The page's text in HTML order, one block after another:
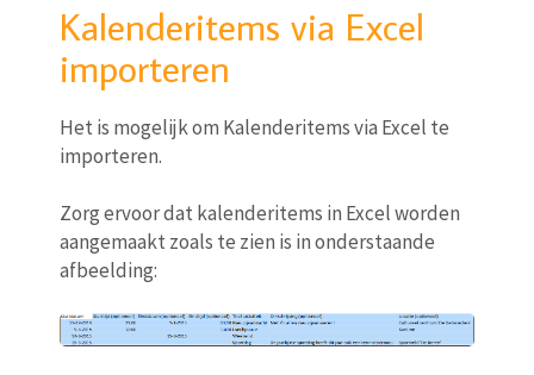
Kalenderitems via Excel
importeren
Het is mogelijk om Kalenderitems via Excel te
importeren.
Zorg ervoor dat kalenderitems in Excel worden
aangemaakt zoals te zien is in onderstaande
afbeelding: